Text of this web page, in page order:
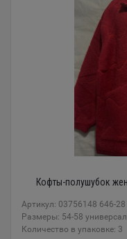
Кофты-полушубок
Артикул: 03756148 646-28
Размеры: 54-58
Количество в упаковке: 3